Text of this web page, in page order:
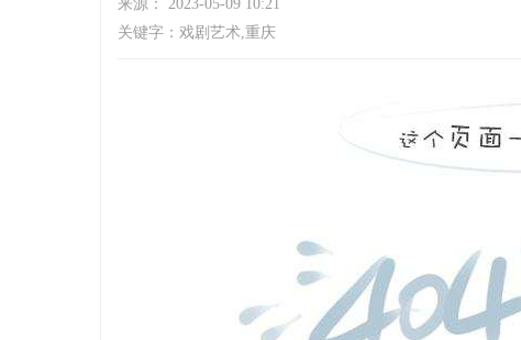
来源： 2023-05-09 10:21
关键字：戏剧艺术,重庆